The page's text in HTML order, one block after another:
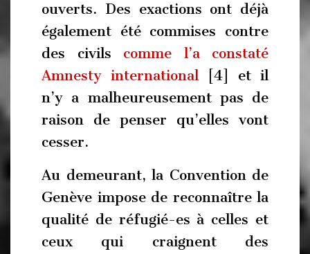
ouverts. Des exactions ont déjà
également été commises contre
des civils comme l’a constaté
Amnesty international[4] et il
n’y a malheureusement pas de
raison de penser qu’elles vont
cesser.
Au demeurant, la Convention de
Genève impose de reconnaître la
qualité de réfugié-es à celles et
ceux qui craignent des